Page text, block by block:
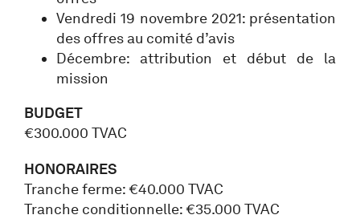
Vendredi 19 novembre 2021: présentation
des offres au comité d’avis
Décembre: attribution et début de la
mission
BUDGET
€300.000 TVAC
HONORAIRES
Tranche ferme: €40.000 TVAC
Tranche conditionnelle: €35.000 TVAC